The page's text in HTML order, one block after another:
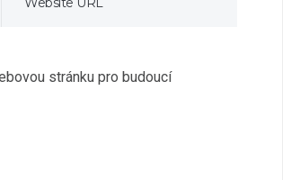
stránku pro budoucí